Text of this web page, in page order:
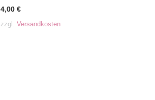
4,00 €
zzgl. Versandkosten